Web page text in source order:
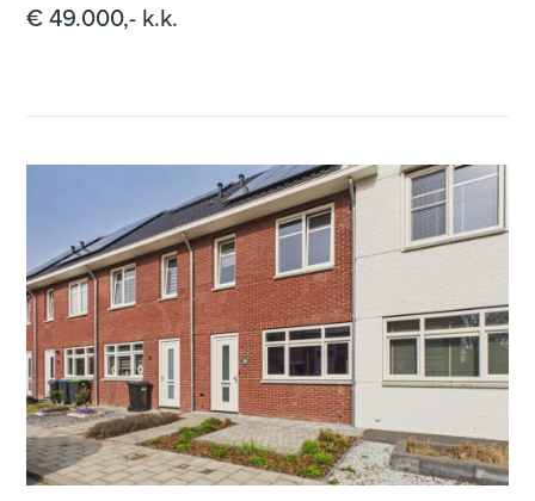
€ 49.000,- k.k.